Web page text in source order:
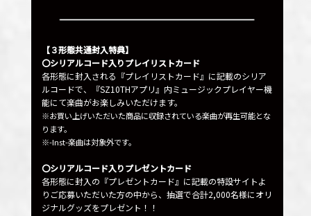
【３形態共通封入特典】
〇シリアルコード入りプレイリストカード
各形態に封入される『プレイリストカード』に記載のシリア
ルコードで、『SZ10THアプリ』内ミュージックプレイヤー機
能にて楽曲がお楽しみいただけます。
※お買い上げいただいた商品に収録されている楽曲が再生可能とな
ります。
※-Inst-楽曲は対象外です。
〇シリアルコード入りプレゼントカード
各形態に封入の『プレゼントカード』に記載の特設サイトよ
りご応募いただいた方の中から、抽選で合計2,000名様にオリ
ジナルグッズをプレゼント！！